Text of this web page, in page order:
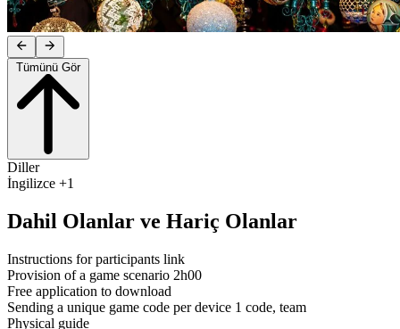
Tümünü Gör
Diller
İngilizce +1
Dahil Olanlar ve Hariç Olanlar
Instructions for participants link
Provision of a game scenario 2h00
Free application to download
Sending a unique game code per device 1 code, team
Physical guide